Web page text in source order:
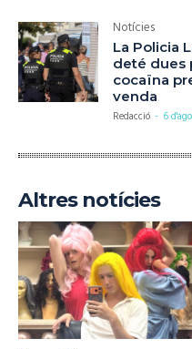
Notícies
La Policia
deté dues
cocaïna
venda
Redacció - 6
Altres notícies